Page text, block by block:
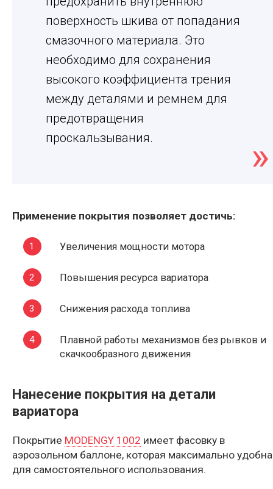
поверхность шкива от попадания
смазочного материала. Это
необходимо для сохранения
высокого коэффициента трения
между деталями и ремнем для
предотвращения
проскальзывания.
Применение покрытия позволяет достичь:
Увеличения мощности мотора
Повышения ресурса вариатора
Снижения расхода топлива
Плавной работы механизмов без рывков и
скачкообразного движения
Нанесение покрытия на детали
вариатора
Покрытие MODENGY 1002 имеет фасовку в
аэрозольном баллоне, которая максимально удобна
для самостоятельного использования.